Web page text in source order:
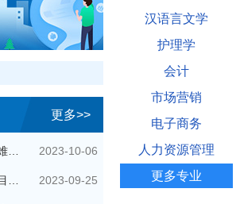
更多>>
在校大专生怎么自考本科？难通过吗？ 2023-10-06
自考本科要考几科？具体科目是什么？ 2023-09-25
汉语言文学
护理学
会计
市场营销
电子商务
人力资源管理
更多专业